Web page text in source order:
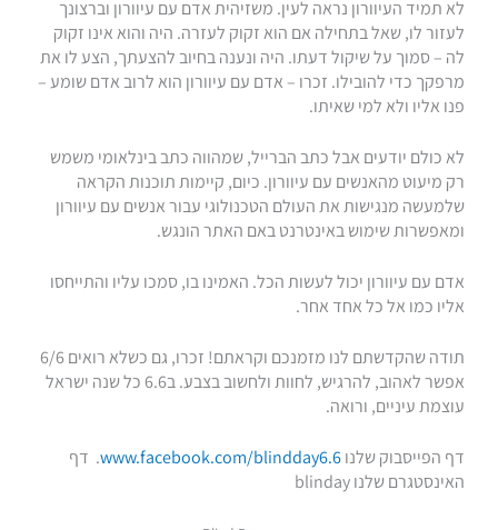
לא תמיד העיוורון נראה לעין. משזיהית אדם עם עיוורון וברצונך
לעזור לו, שאל בתחילה אם הוא זקוק לעזרה. היה והוא אינו זקוק
לה – סמוך על שיקול דעתו. היה ונענה בחיוב להצעתך, הצע לו את
מרפקך כדי להובילו. זכרו – אדם עם עיוורון הוא לרוב אדם שומע –
פנו אליו ולא למי שאיתו.
לא כולם יודעים אבל כתב הברייל, שמהווה כתב בינלאומי משמש
רק מיעוט מהאנשים עם עיוורון. כיום, קיימות תוכנות הקראה
שלמעשה מנגישות את העולם הטכנולוגי עבור אנשים עם עיוורון
ומאפשרות שימוש באינטרנט באם האתר הונגש.
אדם עם עיוורון יכול לעשות הכל. האמינו בו, סמכו עליו והתייחסו
אליו כמו אל כל אחד אחר.
תודה שהקדשתם לנו מזמנכם וקראתם! זכרו, גם כשלא רואים 6/6
אפשר לאהוב, להרגיש, לחוות ולחשוב בצבע. ב6.6 כל שנה ישראל
עוצמת עיניים, ורואה.
דף הפייסבוק שלנוwww.facebook.com/blindday6.6. דף
האינסטגרם שלנו blinday